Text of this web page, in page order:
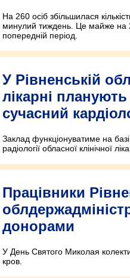
На 260 осіб збільшилася
минулий тиждень. Це майже на
попередній період.
У Рівненській
лікарні
сучасний
Заклад функціонуватиме на базі
радіології обласної клінічної
Працівники
донорами
У День Святого Миколая
кров.